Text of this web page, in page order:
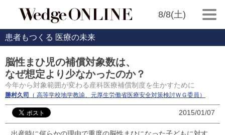
8/8(土)
患者もつくる 医療の未来
脳性まひ児の補償対象数は、
なぜ想定より少なかったのか？
今年から対象範囲が変わる産科医療補償制度を生かすために
勝村久司 （ 高等学校地学教諭、元厚生労働省医療安全対策検討ＷＧ委員）
2015/01/07